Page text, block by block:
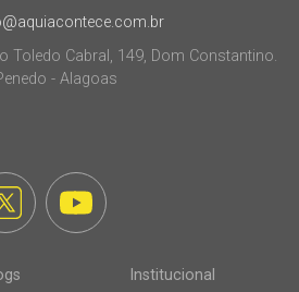
Toledo Cabral, 149, Dom Constantino.
- Alagoas
Institucional